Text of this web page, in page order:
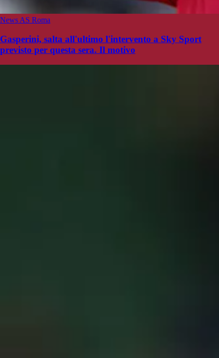
News AS Roma
Gasperini, salta all'ultimo l'intervento a Sky Sport
previsto per questa sera. Il motivo